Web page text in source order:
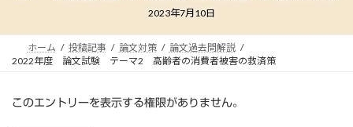
2023年7月10日
ホーム 投稿記事 論文対策
論文過去問解説
2022年度 論文試験 テーマ2 高齢者の消費者被害の救済策
このエントリーを表示する権限がありません。